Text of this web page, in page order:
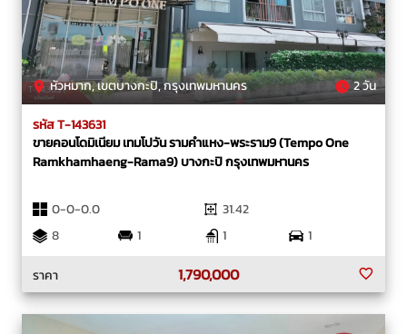
หัวหมาก, เขตบางกะปิ, กรุงเทพมหานคร 2 วัน
รหัส T-143631
ขายคอนโดมิเนียม เทมโปวัน รามคำแหง-พระราม9 (Tempo One
Ramkhamhaeng-Rama9) บางกะปิ กรุงเทพมหานคร
0-0-0.0
31.42
8
1 1
1
ราคา
1,790,000